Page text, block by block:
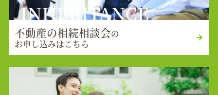
INHERITANCE
不動産の相続相談会の
お申し込みはこちら